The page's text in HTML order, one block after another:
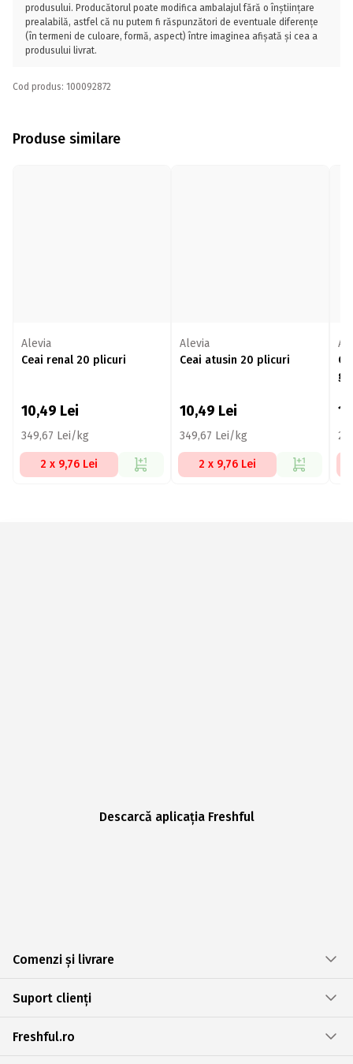
produsului. Producătorul poate modifica ambalajul fără o înștiințare
prealabilă, astfel că nu putem fi răspunzători de eventuale diferențe
(în termeni de culoare, formă, aspect) între imaginea afișată și cea a
produsului livrat.
Cod produs: 100092872
Produse similare
Alevia
Ceai renal 20 plicuri
10,49 Lei
349,67 Lei/kg
2 x 9,76 Lei
Alevia
Ceai atusin 20 plicuri
10,49 Lei
349,67 Lei/kg
2 x 9,76 Lei
Descarcă aplicația Freshful
Comenzi și livrare
Suport clienți
Freshful.ro